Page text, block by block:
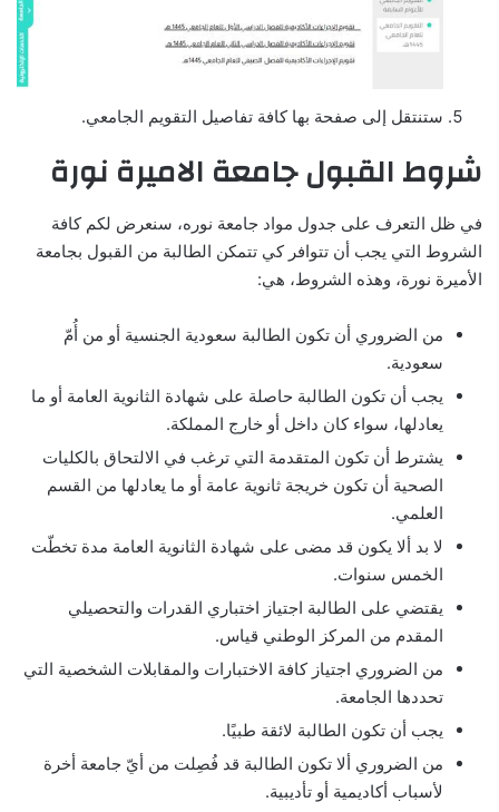
ستنتقل إلى صفحة بها كافة تفاصيل التقويم الجامعي.
شروط القبول جامعة الاميرة نورة
في ظل التعرف على جدول مواد جامعة نوره، سنعرض لكم كافة
الشروط التي يجب أن تتوافر كي تتمكن الطالبة من القبول بجامعة
الأميرة نورة، وهذه الشروط، هي:
من الضروري أن تكون الطالبة سعودية الجنسية أو من أُمّ
سعودية.
يجب أن تكون الطالبة حاصلة على شهادة الثانوية العامة أو ما
يعادلها، سواء كان داخل أو خارج المملكة.
يشترط أن تكون المتقدمة التي ترغب في الالتحاق بالكليات
الصحية أن تكون خريجة ثانوية عامة أو ما يعادلها من القسم
العلمي.
لا بد ألا يكون قد مضى على شهادة الثانوية العامة مدة تخطّت
الخمس سنوات.
يقتضي على الطالبة اجتياز اختباري القدرات والتحصيلي
المقدم من المركز الوطني قياس.
من الضروري اجتياز كافة الاختبارات والمقابلات الشخصية التي
تحددها الجامعة.
يجب أن تكون الطالبة لائقة طبيًا.
من الضروري ألا تكون الطالبة قد فُصِلت من أيّ جامعة أخرة
لأسباب أكاديمية أو تأديبية.